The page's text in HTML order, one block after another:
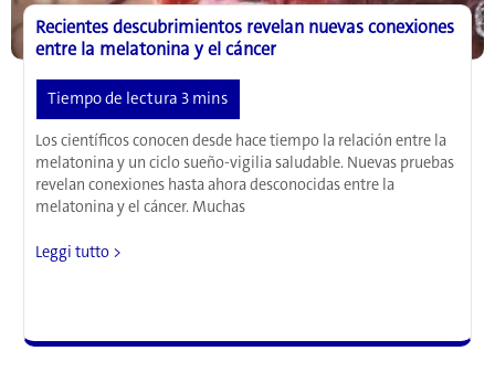
Recientes descubrimientos revelan nuevas conexiones
entre la melatonina y el cáncer
Los científicos conocen desde hace tiempo la relación entre la
melatonina y un ciclo sueño-vigilia saludable. Nuevas pruebas
revelan conexiones hasta ahora desconocidas entre la
melatonina y el cáncer. Muchas
Recientes
conexiones
Leggi tutto >